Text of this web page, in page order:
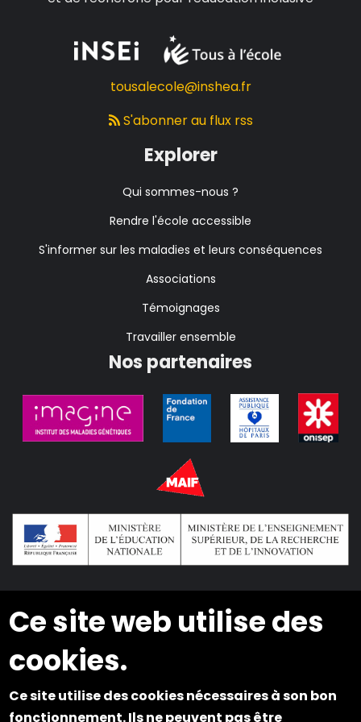
Ce site web utilise des
cookies.
Ce site utilise des cookies nécessaires à son bon
fonctionnement. Ils ne peuvent pas être
tousalecole@inshea.fr
S'abonner au flux rss
Explorer
Qui sommes-nous ?
Rendre l'école accessible
S'informer sur les maladies et leurs conséquences
Associations
Témoignages
Travailler ensemble
Nos partenaires
2024 © Copyright INSEI. Tous droits réservés
Mentions légales